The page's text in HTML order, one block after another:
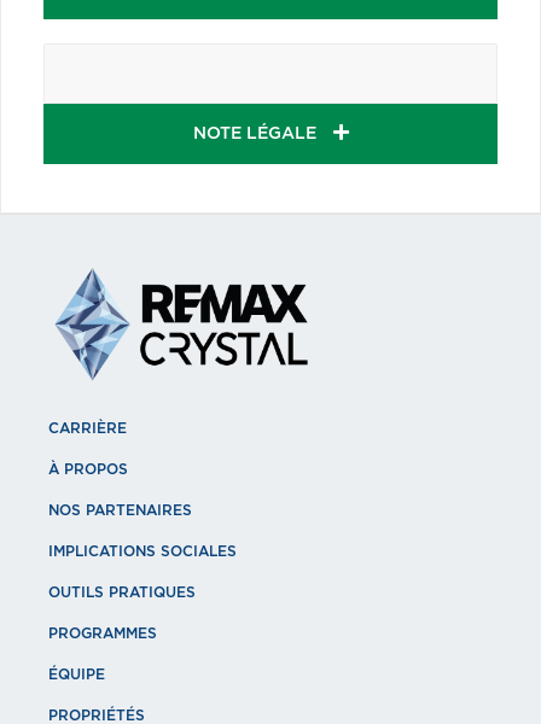
NOTE LÉGALE
CARRIÈRE
À PROPOS
NOS PARTENAIRES
IMPLICATIONS SOCIALES
OUTILS PRATIQUES
PROGRAMMES
ÉQUIPE
PROPRIÉTÉS